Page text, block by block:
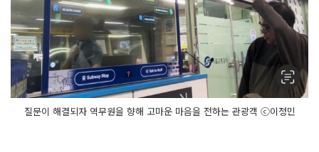
질문이 해결되자 역무원을 향해 고마운 마음을 전하는 관광객 ⓒ이정민